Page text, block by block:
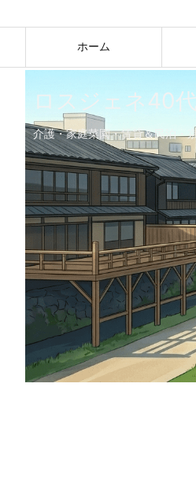
ホーム
ロスジェネ40
介護・家庭菜園・賃貸＆民泊・